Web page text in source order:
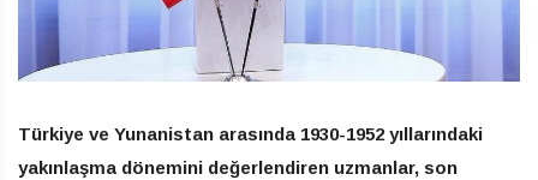
Türkiye ve Yunanistan arasında 1930-1952 yıllarındaki
yakınlaşma dönemini değerlendiren uzmanlar, son